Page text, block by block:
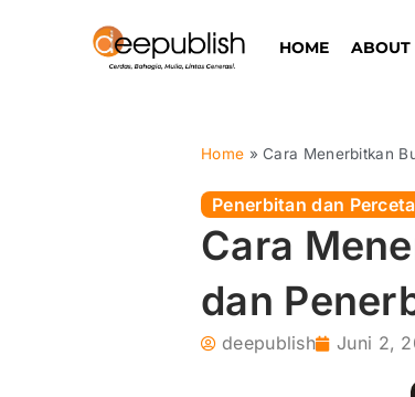
HOME ABOUT
Home »Cara Menerbitkan
Penerbitan dan
Cara
dan
deepublish Juni 2,